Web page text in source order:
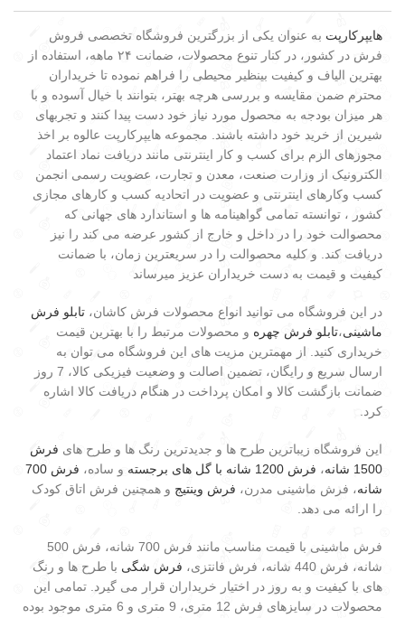
هایپرکارپت به عنوان یکی از بزرگترین فروشگاه تخصصی فروش
فرش در کشور، در کنار تنوع محصولات، ضمانت ۲۴ ماهه، استفاده از
بهترین الیاف و کیفیت بینظیر محیطی را فراهم نموده تا خریداران
محترم ضمن مقایسه و بررسی هرچه بهتر، بتوانند با خیال آسوده و با
هر میزان بودجه به محصول مورد نیاز خود دست پیدا کنند و تجربهای
شیرین از خرید خود داشته باشند. مجموعه هایپرکارپت عالوه بر اخذ
مجوزهای الزم برای کسب و کار اینترنتی مانند دریافت نماد اعتماد
الکترونیک از وزارت صنعت، معدن و تجارت، عضویت رسمی انجمن
کسب وکارهای اینترنتی و عضویت در اتحادیه کسب و کارهای مجازی
کشور ، توانسته تمامی گواهینامه ها و استاندارد های جهانی که
محصوالت خود را در داخل و خارج از کشور عرضه می کند را نیز
دریافت کند. و کلیه محصوالت را در سریعترین زمان، با ضمانت
کیفیت و قیمت به دست خریداران عزیز میرساند
در این فروشگاه می توانید انواع محصولات فرش کاشان، تابلو فرش
ماشینی،تابلو فرش چهره و محصولات مرتبط را با بهترین قیمت
خریداری کنید. از مهمترین مزیت های این فروشگاه می توان به
ارسال سریع و رایگان، تضمین اصالت و وضعیت فیزیکی کالا، 7 روز
ضمانت بازگشت کالا و امکان پرداخت در هنگام دریافت کالا اشاره
کرد.
این فروشگاه زیباترین طرح ها و جدیدترین رنگ ها و طرح های فرش
1500 شانه
، فرش 1200 شانه با گل های برجسته و ساده،
فرش 700
شانه، فرش ماشینی مدرن، فرش وینتیج و همچنین فرش اتاق کودک
را ارائه می دهد.
فرش ماشینی با قیمت مناسب مانند فرش 700 شانه، فرش 500
شانه، فرش 440 شانه، فرش فانتزی،
فرش شگی با طرح ها و رنگ
های با کیفیت و به روز در اختیار خریداران قرار می گیرد. تمامی این
محصولات در سایزهای فرش 12 متری، 9 متری و 6 متری موجود بوده